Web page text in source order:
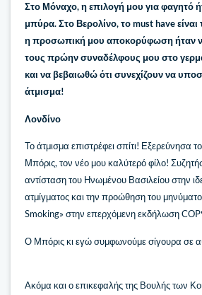
Στο Μόναχο, η επιλογή μου για φαγητό
μπύρα. Στο Βερολίνο, το must have
η προσωπική μου αποκορύφωση ήταν
τους πρώην συναδέλφους μου στο
και να βεβαιωθώ ότι συνεχίζουν να
άτμισμα!
Λονδίνο
Το άτμισμα επιστρέφει σπίτι! Εξερεύνησα
Μπόρις, τον νέο μου καλύτερό φίλο!
αντίσταση του Ηνωμένου Βασιλείου στην
ατμίγματος και την προώθηση του
Smoking» στην επερχόμενη εκδήλωση
Ο Μπόρις κι εγώ συμφωνούμε σίγουρα σε
Ακόμα και ο επικεφαλής της Βουλής των